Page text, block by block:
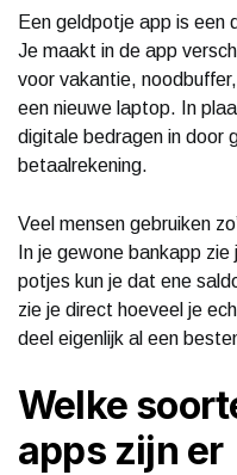
Een geldpotje app is een
Je maakt in de app
voor vakantie,
een nieuwe laptop. In
digitale bedragen in door
betaalrekening.
Veel mensen gebruiken
In je gewone bankapp
potjes kun je dat ene
zie je direct hoeveel je
deel eigenlijk al een
Welke
apps zijn er